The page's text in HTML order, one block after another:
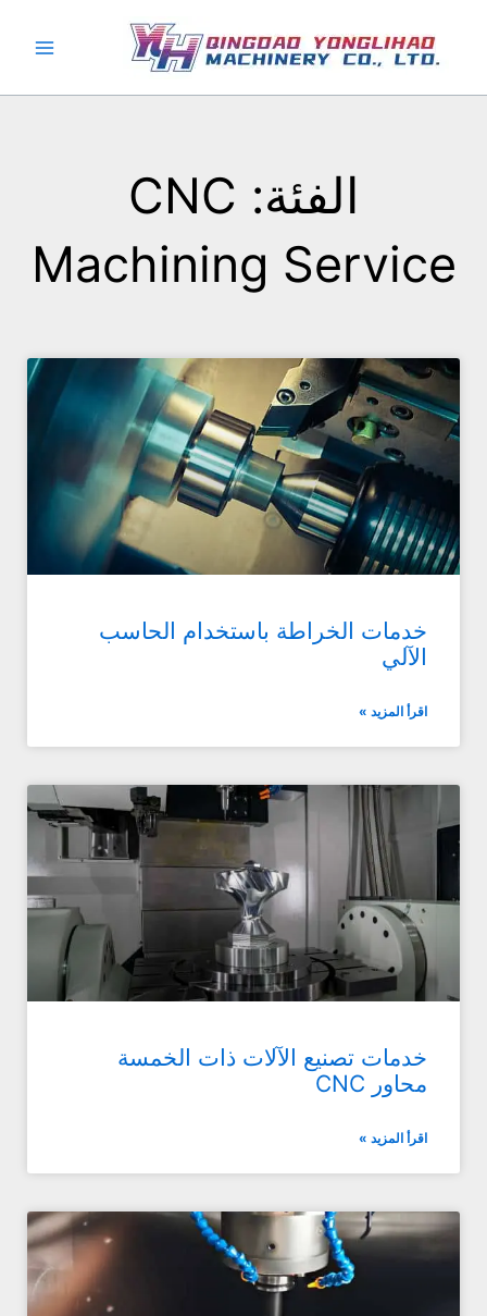
المحتوى
الفئة: CNC
Machining Service
خدمات الخراطة باستخدام الحاسب
الآلي
اقرأ المزيد »
خدمات تصنيع الآلات ذات الخمسة
محاور CNC
اقرأ المزيد »